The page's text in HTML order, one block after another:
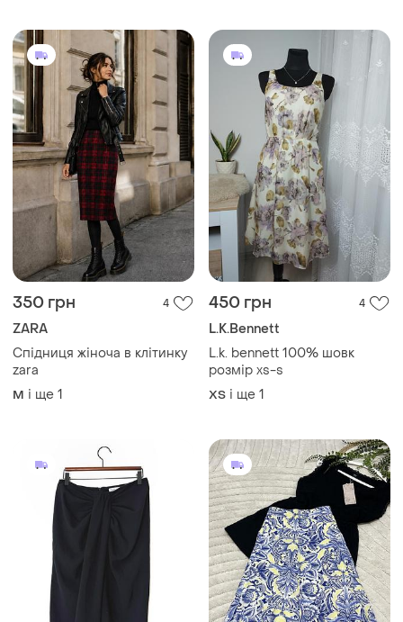
350 грн 4
ZARA
Спідниця жіноча в клітинку
zara
M і ще 1
450 грн 4
L.K.Bennett
L.k. bennett 100% шовк
розмір xs-s
ХS і ще 1